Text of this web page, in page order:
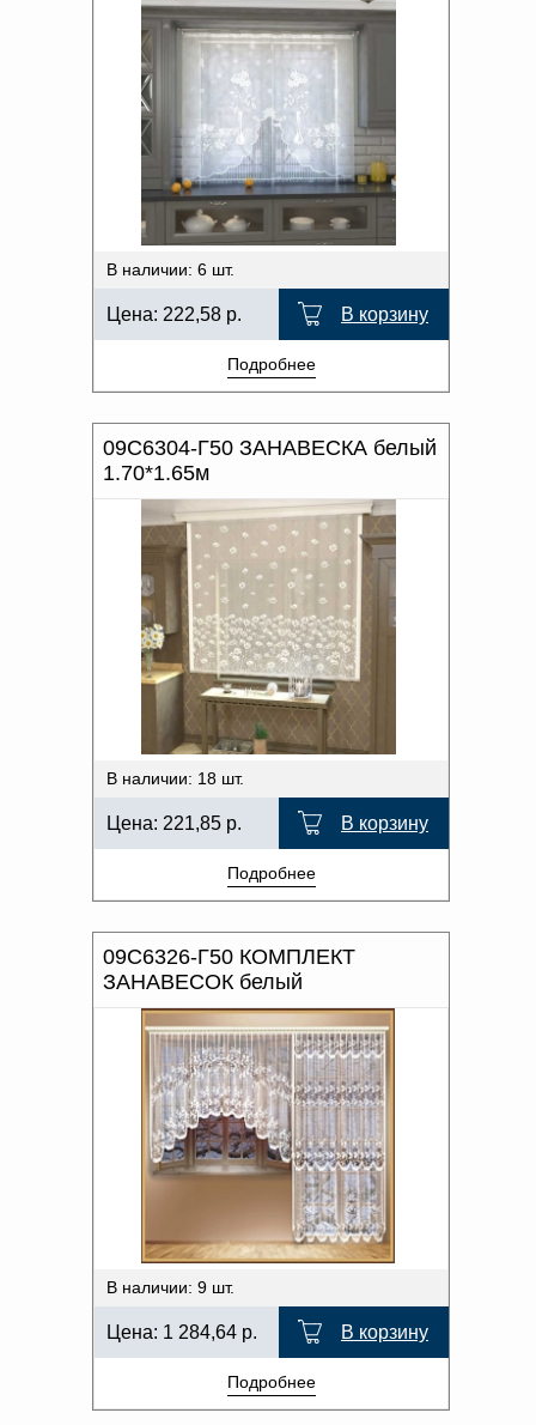
В наличии: 6 шт.
Цена: 222,58 р. В корзину
Подробнее
09С6304-Г50 ЗАНАВЕСКА белый
1.70*1.65м
В наличии: 18 шт.
Цена: 221,85 р. В корзину
Подробнее
09С6326-Г50 КОМПЛЕКТ
ЗАНАВЕСОК белый
В наличии: 9 шт.
Цена: 1 284,64 р. В корзину
Подробнее